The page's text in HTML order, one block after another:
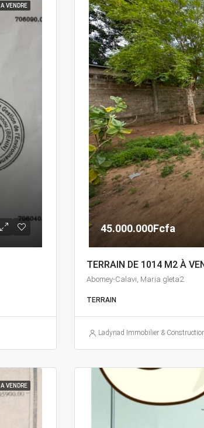
A VENDRE
45.000.000Fcfa
TERRAIN DE 1014 M2 À
Abomey-Calavi, Maria gleta2
TERRAIN
Ladynad Immobilier &
A VENDRE